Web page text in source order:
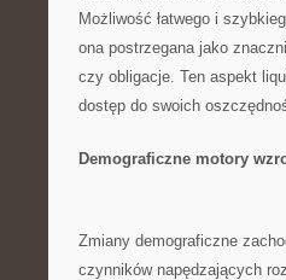
Możliwość łatwego i
ona postrzegana jako
czy obligacje. Ten aspekt
dostęp do swoich
Demograficzne motory
Zmiany demograficzne
czynników napędzających